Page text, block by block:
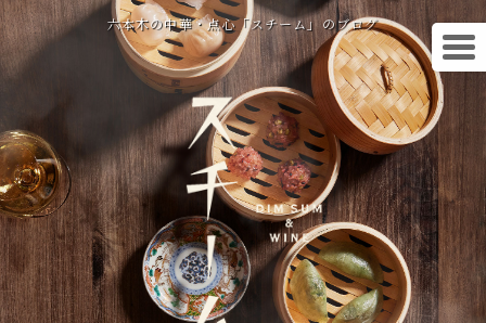
六本木の中華・点心「スチーム」のブログ